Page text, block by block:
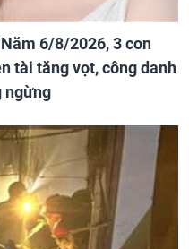
6/8/2026, 3 con
tài tăng vọt, công danh
ngừng